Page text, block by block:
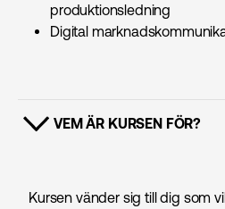
produktions­ledning
Digital
VISA INNEHÅLL
VEM ÄR KURSEN FÖR?
Kursen vänder sig till dig som